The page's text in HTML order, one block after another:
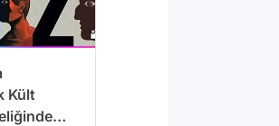
Kült